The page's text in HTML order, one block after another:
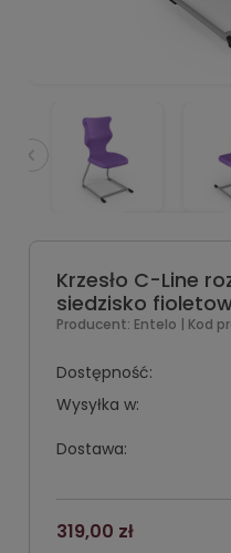
Krzesło C-Line
siedzisko
Producent: Entelo | Kod
Dostępność:
Wysyłka w:
Dostawa:
319,00 zł